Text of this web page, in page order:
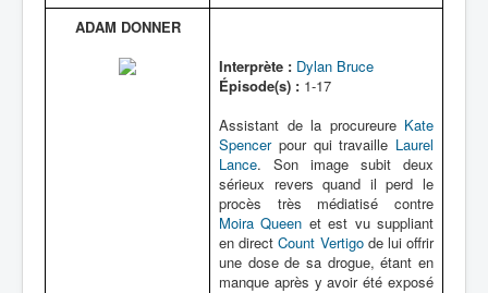
ADAM DONNER
Interprète : Dylan Bruce
Épisode(s) : 1-17
Assistant de la procureure Kate
Spencerpour qui travaille Laurel
Lance. Son image subit deux
sérieux revers quand il perd le
procès très médiatisé contre
Moira Queen et est vu suppliant
en directCount Vertigode lui offrir
une dose de sa drogue, étant en
manque après y avoir été exposé